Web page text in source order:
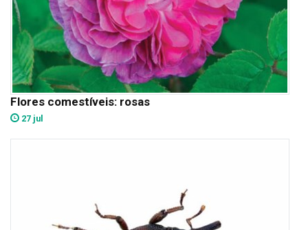
Flores comestíveis: rosas
27 jul